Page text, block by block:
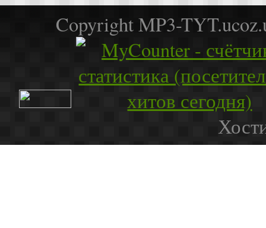
Copyright MP3-